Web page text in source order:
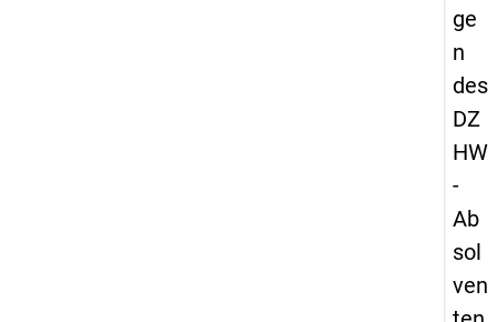
ge
n
des
DZ
HW
-
Ab
sol
ven